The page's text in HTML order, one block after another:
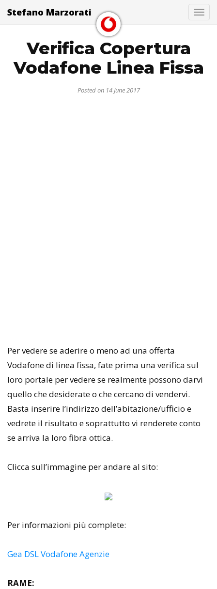
Stefano Marzorati
Verifica Copertura
Vodafone Linea Fissa
Posted on 14 June 2017
Per vedere se aderire o meno ad una offerta
Vodafone di linea fissa, fate prima una verifica sul
loro portale per vedere se realmente possono darvi
quello che desiderate o che cercano di vendervi.
Basta inserire l’indirizzo dell’abitazione/ufficio e
vedrete il risultato e soprattutto vi renderete conto
se arriva la loro fibra ottica.
Clicca sull’immagine per andare al sito:
Per informazioni più complete:
Gea DSL Vodafone Agenzie
RAME: